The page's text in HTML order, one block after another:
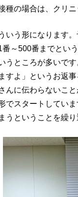
種の場合は、クリ
いう形になります
番～500番までとい
うところが多いで
すよ」というお返
んに伝わらないこ
でスタートしてい
うということを繰り